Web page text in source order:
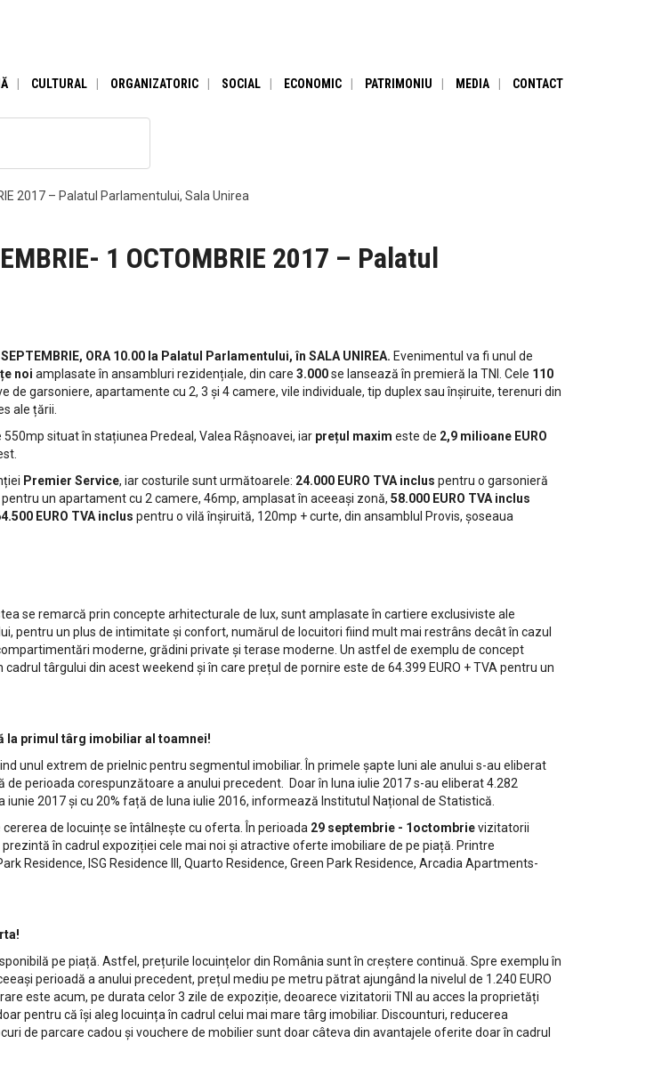
CULTURAL ORGANIZATORIC SOCIAL ECONOMIC PATRIMONIU MEDIA CONTACT
2017 – Palatul Parlamentului, Sala Unirea
1 OCTOMBRIE 2017 – Palatul
ORA 10.00 la Palatul Parlamentului, în SALA UNIREA. Evenimentul va fi unul de
noi amplasate în ansambluri rezidențiale, din care 3.000se lansează în premieră la TNI. Cele 110
garsoniere, apartamente cu 2, 3 și 4 camere, vile individuale, tip duplex sau înșiruite, terenuri din
ale țării.
550mp situat în stațiunea Predeal, Valea Râșnoavei, iar prețul maxim este de 2,9 milioane EURO
Premier Service, iar costurile sunt următoarele: 24.000 EURO TVA inclus pentru o garsonieră
pentru un apartament cu 2 camere, 46mp, amplasat în aceeași zonă, 58.000 EURO TVA inclus
EURO TVA inclus pentru o vilă înșiruită, 120mp + curte, din ansamblul Provis, șoseaua
remarcă prin concepte arhitecturale de lux, sunt amplasate în cartiere exclusiviste ale
pentru un plus de intimitate și confort, numărul de locuitori fiind mult mai restrâns decât în cazul
moderne, grădini private și terase moderne. Un astfel de exemplu de concept
târgului din acest weekend și în care prețul de pornire este de 64.399 EURO + TVA pentru un
la primul târg imobiliar al toamnei!
extrem de prielnic pentru segmentul imobiliar. În primele șapte luni ale anului s-au eliberat
perioada corespunzătoare a anului precedent. Doar în luna iulie 2017 s-au eliberat 4.282
2017 și cu 20% față de luna iulie 2016, informează Institutul Național de Statistică.
de locuințe se întâlnește cu oferta. În perioada 29 septembrie - 1octombrievizitatorii
în cadrul expoziției cele mai noi și atractive oferte imobiliare de pe piață. Printre
Residence, ISG Residence III, Quarto Residence, Green Park Residence, Arcadia Apartments-
pe piață. Astfel, prețurile locuințelor din România sunt în creștere continuă. Spre exemplu în
perioadă a anului precedent, prețul mediu pe metru pătrat ajungând la nivelul de 1.240 EURO
este acum, pe durata celor 3 zile de expoziție, deoarece vizitatorii TNI au acces la proprietăți
pentru că își aleg locuința în cadrul celui mai mare târg imobiliar. Discounturi, reducerea
de parcare cadou și vouchere de mobilier sunt doar câteva din avantajele oferite doar în cadrul